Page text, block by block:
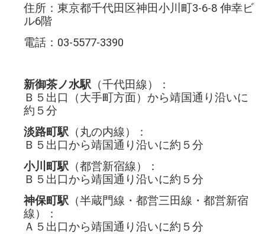
住所：東京都千代田区神田小川町3-6-8 伸幸ビ
ル6階
電話：03-5577-3390
新御茶ノ水駅 （千代田線）：
Ｂ５出口（大手町方面）から靖国通り沿いに
約５分
淡路町駅 （丸の内線）：
Ｂ５出口から靖国通り沿いに約５分
小川町駅 （都営新宿線）：
Ｂ５出口から靖国通り沿いに約５分
神保町駅 （半蔵門線・都営三田線・都営新宿
線）：
Ａ５出口から靖国通り沿いに約５分